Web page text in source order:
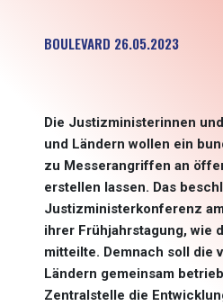
BOULEVARD 26.05.2023
Die Justizministerinnen
und Ländern wollen ein
zu Messerangriffen an
erstellen lassen. Das
Justizministerkonferenz
ihrer Frühjahrstagung, wie
mitteilte. Demnach soll die
Ländern gemeinsam
Zentralstelle die